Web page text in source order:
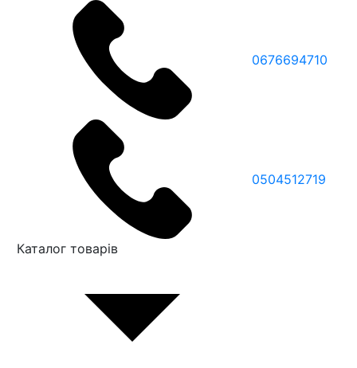
0676694710
0504512719
Каталог товарів